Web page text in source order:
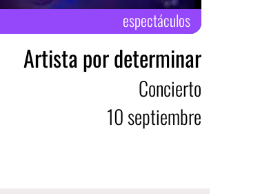
espectáculos
Artista por determinar
Concierto
10septiembre